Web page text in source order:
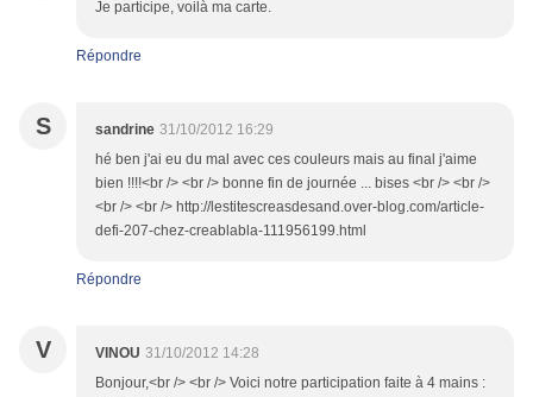
Je participe, voilà ma carte.
Répondre
S sandrine 31/10/2012 16:29
hé ben j'ai eu du mal avec ces couleurs mais au final j'aime
bien !!!!<br /> <br /> bonne fin de journée ... bises <br /> <br />
<br /> <br /> http://lestitescreasdesand.over-blog.com/article-
defi-207-chez-creablabla-111956199.html
Répondre
V VINOU 31/10/2012 14:28
Bonjour,<br /> <br /> Voici notre participation faite à 4 mains :